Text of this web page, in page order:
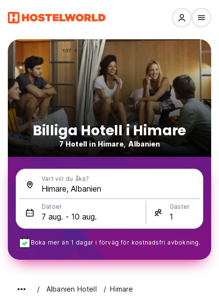
Billiga Hotell i Himare
7 Hotell in Himare, Albanien
Vart vill du åka?
Datoer Gäster
Boka mer än 1 dagar i förväg för kostnadsfri avbokning.
Albanien Hotell Himare